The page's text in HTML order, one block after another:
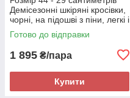
Демісезонні шкіряні кросівки,
чорні, на підошві з піни, легкі і
зручні Restime 20189
Готово до відправки
1 895 ₴/пара
Купити